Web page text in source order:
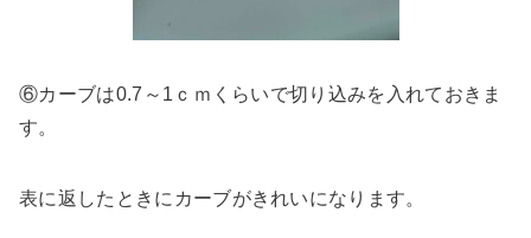
⑥カーブは0.7～1ｃｍくらいで切り込みを入れておきま
す。
表に返したときにカーブがきれいになります。